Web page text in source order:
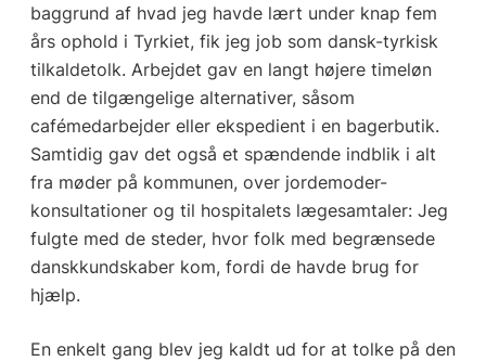
baggrund af hvad jeg havde lært under knap fem
års ophold i Tyrkiet, fik jeg job som dansk-tyrkisk
tilkaldetolk. Arbejdet gav en langt højere timeløn
end de tilgængelige alternativer, såsom
cafémedarbejder eller ekspedient i en bagerbutik.
Samtidig gav det også et spændende indblik i alt
fra møder på kommunen, over jordemoder-
konsultationer og til hospitalets lægesamtaler: Jeg
fulgte med de steder, hvor folk med begrænsede
danskkundskaber kom, fordi de havde brug for
hjælp.
En enkelt gang blev jeg kaldt ud for at tolke på den